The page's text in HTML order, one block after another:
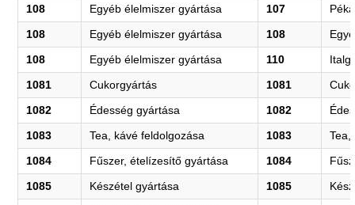
108 Egyéb élelmiszer gyártása 107
108 Egyéb élelmiszer gyártása 108
108 Egyéb élelmiszer gyártása 110
1081 Cukorgyártás 1081
1082 Édesség gyártása 1082
1083 Tea, kávé feldolgozása 1083 Tea,
1084 Fűszer, ételízesítő gyártása 1084
1085 Készétel gyártása 1085